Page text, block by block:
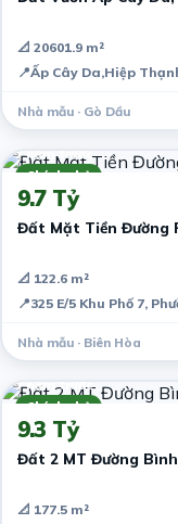
📐 20601.9 m²
📍Ấp Cây Da,Hiệp
Nhà mẫu · Gò Dầu
Chính chủ
7 năm trước
9.7 Tỷ
Đất Mặt Tiền Đường
📐 122.6 m²
📍325 E/5 Khu Phố 7,
Nhà mẫu · Biên Hòa
Chính chủ
7 năm trước
9.3 Tỷ
Đất 2 MT Đường
📐 177.5 m²